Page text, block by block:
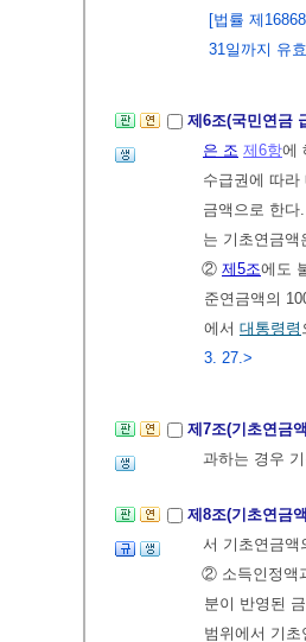
[법률 제
31일까지 유
제6조(국민연금
은 조 제6항에
수급권에 따
금액으로 한다
는 기초연금
② 제5조에도
준연금액의
에서 대통령령
3. 27.>
제7조(기초연금
과하는 경우
제8조(기초연금
서 기초연금액
② 소득인정액
분이 반영된
범위에서 기